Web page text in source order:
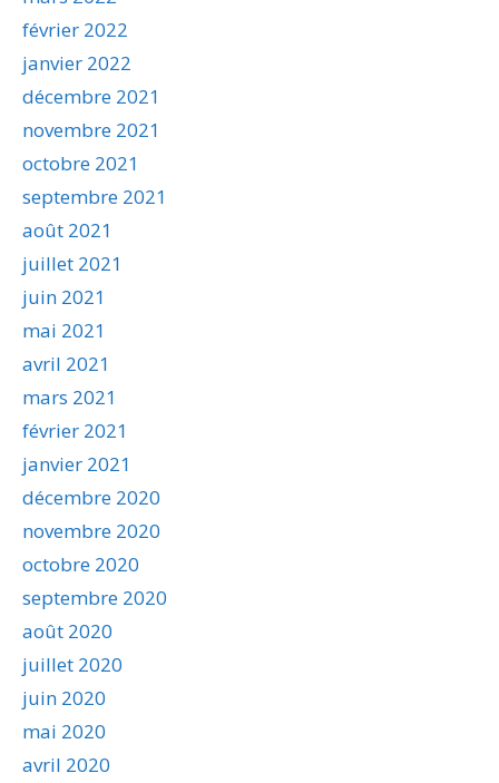
février 2022
janvier 2022
décembre 2021
novembre 2021
octobre 2021
septembre 2021
août 2021
juillet 2021
juin 2021
mai 2021
avril 2021
mars 2021
février 2021
janvier 2021
décembre 2020
novembre 2020
octobre 2020
septembre 2020
août 2020
juillet 2020
juin 2020
mai 2020
avril 2020